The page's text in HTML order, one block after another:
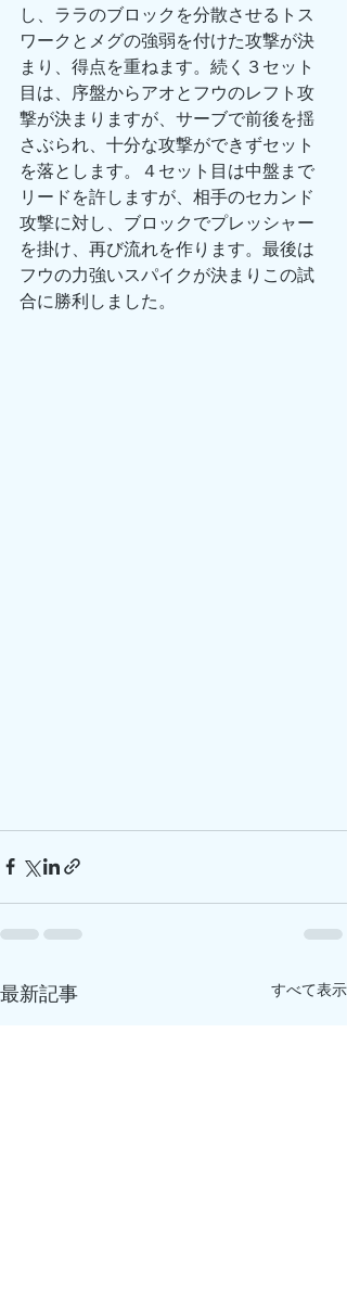
し、ララのブロックを分散させるトス
ワークとメグの強弱を付けた攻撃が決
まり、得点を重ねます。続く３セット
目は、序盤からアオとフウのレフト攻
撃が決まりますが、サーブで前後を揺
さぶられ、十分な攻撃ができずセット
を落とします。４セット目は中盤まで
リードを許しますが、相手のセカンド
攻撃に対し、ブロックでプレッシャー
を掛け、再び流れを作ります。最後は
フウの力強いスパイクが決まりこの試
合に勝利しました。
最新記事 すべて表示